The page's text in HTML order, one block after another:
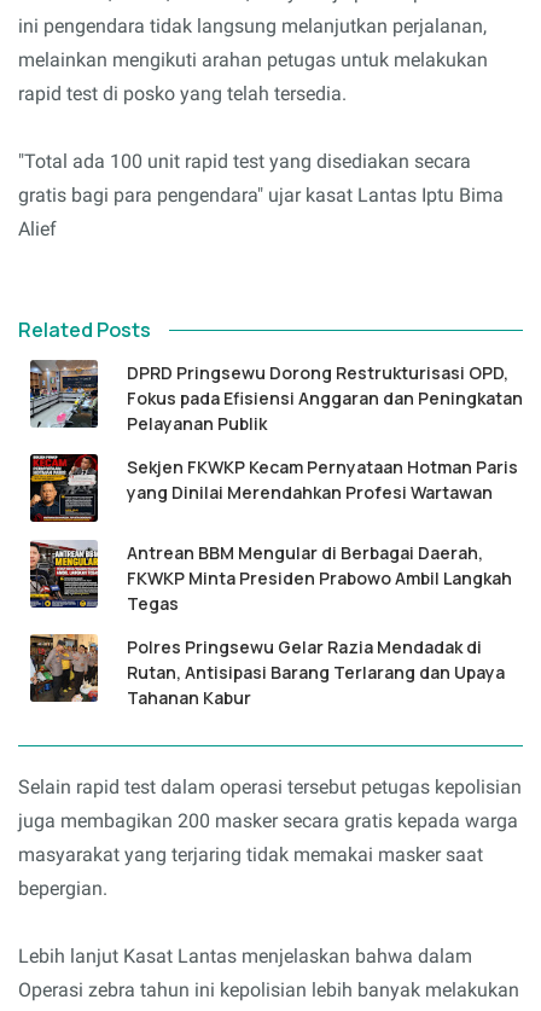
ini pengendara tidak langsung melanjutkan perjalanan,
melainkan mengikuti arahan petugas untuk melakukan
rapid test di posko yang telah tersedia.
"Total ada 100 unit rapid test yang disediakan secara
gratis bagi para pengendara" ujar kasat Lantas Iptu Bima
Alief
Related Posts
DPRD Pringsewu Dorong Restrukturisasi OPD,
Fokus pada Efisiensi Anggaran dan Peningkatan
Pelayanan Publik
Sekjen FKWKP Kecam Pernyataan Hotman Paris
yang Dinilai Merendahkan Profesi Wartawan
Antrean BBM Mengular di Berbagai Daerah,
FKWKP Minta Presiden Prabowo Ambil Langkah
Tegas
Polres Pringsewu Gelar Razia Mendadak di
Rutan, Antisipasi Barang Terlarang dan Upaya
Tahanan Kabur
Selain rapid test dalam operasi tersebut petugas kepolisian
juga membagikan 200 masker secara gratis kepada warga
masyarakat yang terjaring tidak memakai masker saat
bepergian.
Lebih lanjut Kasat Lantas menjelaskan bahwa dalam
Operasi zebra tahun ini kepolisian lebih banyak melakukan